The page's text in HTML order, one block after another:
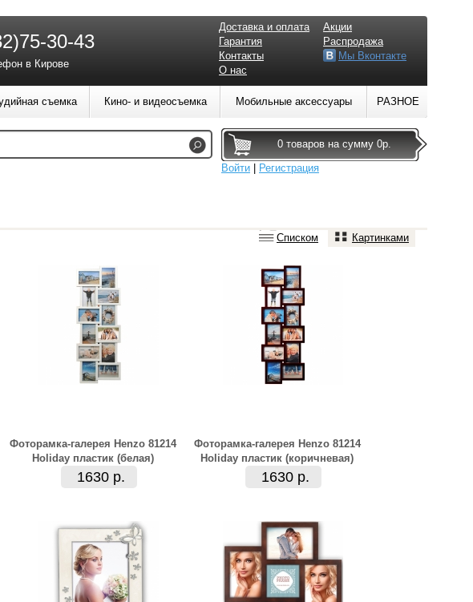
Списком Картинками
Фоторамка-галерея Henzo 81214
Holiday пластик (белая)
1630 р.
Фоторамка-галерея Henzo 81214
Holiday пластик (коричневая)
1630 р.
30-43
в Кирове
Доставка и оплата
Гарантия
Контакты
О нас
Акции
Распродажа
Мы Вконтакте
съемка Кино- и видеосъемка Мобильные аксессуары РАЗНОЕ
0 товаров на сумму 0р.
Войти
Регистрация